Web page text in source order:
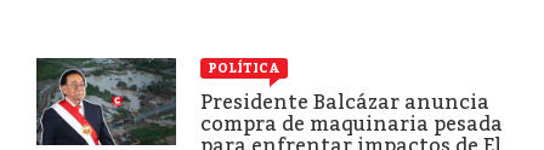
POLÍTICA
Presidente Balcázar anuncia
compra de maquinaria pesada
para enfrentar impactos de El